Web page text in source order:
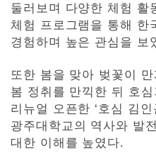
둘러보며 다양한 체험 활
체험 프로그램을 통해 한
경험하며 높은 관심을 보
또한 봄을 맞아 벚꽃이
봄 정취를 만끽한 뒤 호
리뉴얼 오픈한 ‘호심 김
광주대학교의 역사와 발
대한 이해를 높였다.